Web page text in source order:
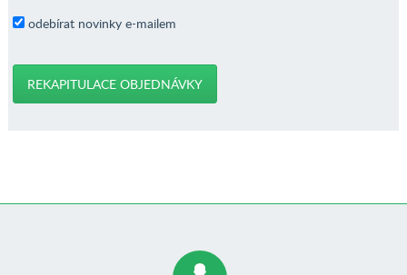
odebírat novinky e-mailem